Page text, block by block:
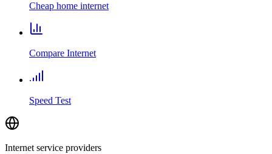
Cheap home internet
Compare Internet
Speed Test
Internet service providers